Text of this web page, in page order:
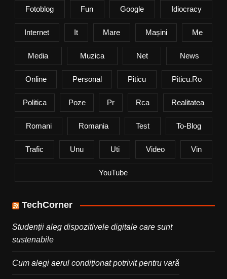
Fotoblog Fun Google Idiocracy
Internet It Mare Mașini Me
Media Muzica Net News
Online Personal Piticu Piticu.ro
Politica Poze Pr Rca Realitatea
Romani Romania Test To-Blog
Trafic Unu Uti Video Vin
YouTube
TechCorner
Studenții aleg dispozitivele digitale care sunt
sustenabile
Cum alegi aerul condiționat potrivit pentru vară